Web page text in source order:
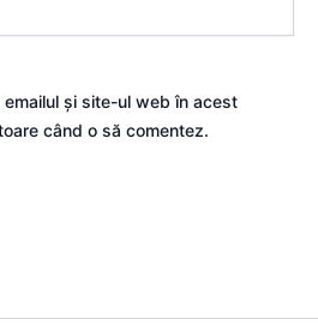
emailul și site-ul web în acest
când o să comentez.